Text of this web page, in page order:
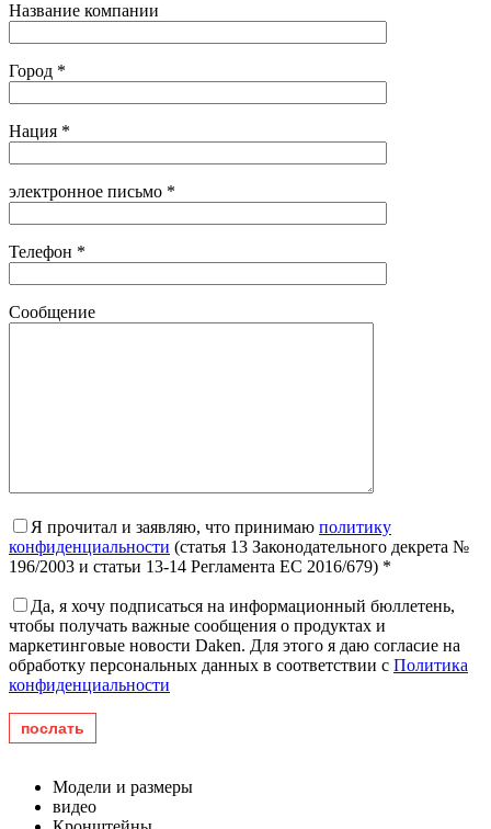
Название компании
Город *
Нация *
электронное письмо *
Телефон *
Сообщение
Я прочитал и заявляю, что принимаю политику
конфиденциальности (статья 13 Законодательного декрета №
196/2003 и статьи 13-14 Регламента ЕС 2016/679) *
Да, я хочу подписаться на информационный бюллетень,
чтобы получать важные сообщения о продуктах и ​​
маркетинговые новости Daken. Для этого я даю согласие на
обработку персональных данных в соответствии с Политика
конфиденциальности
Модели и размеры
видео